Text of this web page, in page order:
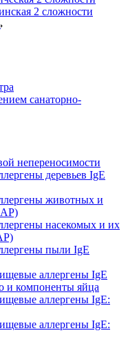
2 сложности
санаторно-
непереносимости
деревьев IgE
животных и
насекомых и их
пыли IgE
аллергены IgE
и компоненты яйца
аллергены IgE:
аллергены IgE: